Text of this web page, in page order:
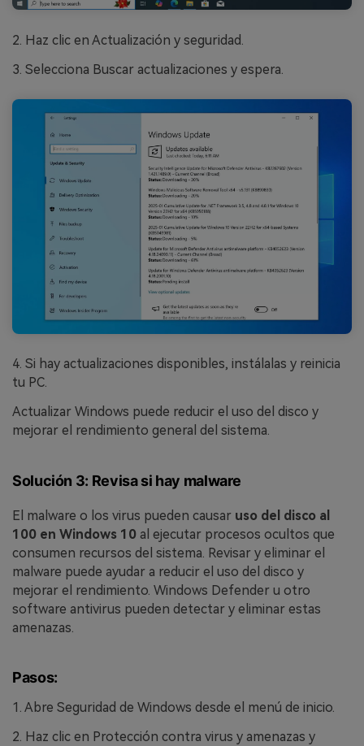
Reparador de Fotos con IA
Arregla fotos dañadas, mejora su nitidez y revive tus
recuerdos más valiosos con el poder de la IA.
2. Haz clic en Actualización y seguridad.
3. Selecciona Buscar actualizaciones y espera.
4. Si hay actualizaciones disponibles, instálalas y reinicia
tu PC.
Actualizar Windows puede reducir el uso del disco y
mejorar el rendimiento general del sistema.
Solución 3: Revisa si hay malware
El malware o los virus pueden causar uso del disco al
100 en Windows 10 al ejecutar procesos ocultos que
consumen recursos del sistema. Revisar y eliminar el
malware puede ayudar a reducir el uso del disco y
mejorar el rendimiento. Windows Defender u otro
software antivirus pueden detectar y eliminar estas
amenazas.
Pasos:
1. Abre Seguridad de Windows desde el menú de inicio.
2. Haz clic en Protección contra virus y amenazas y